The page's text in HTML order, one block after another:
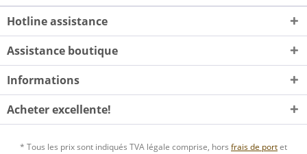
Hotline assistance
Assistance boutique
Informations
Acheter excellente!
* Tous les prix sont indiqués TVA légale comprise, hors frais de portet